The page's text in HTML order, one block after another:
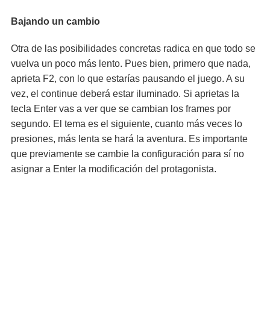
Bajando un cambio
Otra de las posibilidades concretas radica en que todo se
vuelva un poco más lento. Pues bien, primero que nada,
aprieta F2, con lo que estarías pausando el juego. A su
vez, el continue deberá estar iluminado. Si aprietas la
tecla Enter vas a ver que se cambian los frames por
segundo. El tema es el siguiente, cuanto más veces lo
presiones, más lenta se hará la aventura. Es importante
que previamente se cambie la configuración para sí no
asignar a Enter la modificación del protagonista.